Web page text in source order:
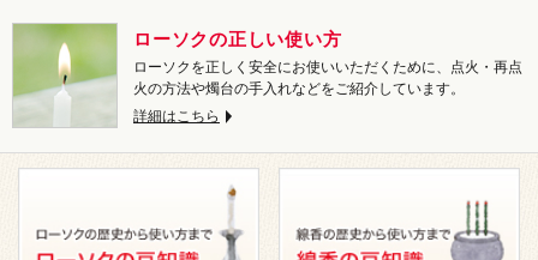
ローソクの正しい使い方
ローソクを正しく安全にお使いいただくために、点火・再点
火の方法や燭台の手入れなどをご紹介しています。
詳細はこちら